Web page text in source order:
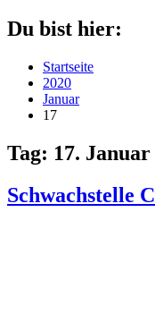
Du bist hier:
Startseite
2020
Januar
17
Tag: 17. Januar
Schwachstelle